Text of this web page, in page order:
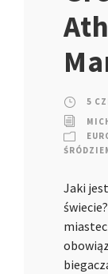
5
Jaki